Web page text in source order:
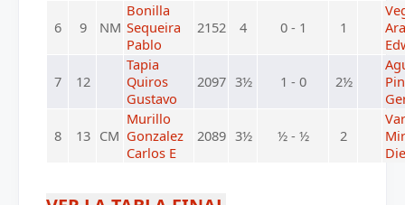
6 9 NM
Bonilla
Sequeira
Pablo
2152 4 0 - 1 1
7 12
Tapia
Quiros
Gustavo
2097 3½ 1 - 0 2½
8 13 CM
Murillo
Gonzalez
Carlos E
2089 3½ ½ - ½ 2